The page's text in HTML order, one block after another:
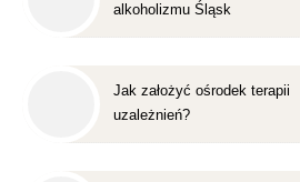
alkoholizmu Śląsk
Jak założyć ośrodek terapii
uzależnień?